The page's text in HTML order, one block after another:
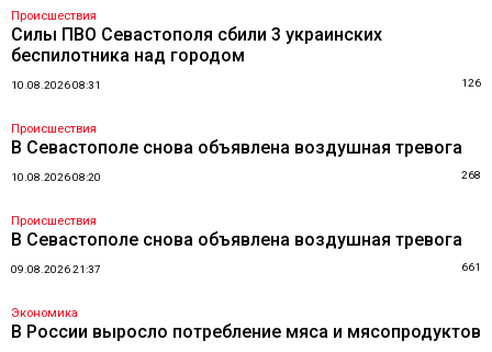
Происшествия
Силы ПВО Севастополя сбили 3 украинских
беспилотника над городом
10.08.2026 08:31 126
Происшествия
В Севастополе снова объявлена воздушная тревога
10.08.2026 08:20 268
Происшествия
В Севастополе снова объявлена воздушная тревога
09.08.2026 21:37 661
Экономика
В России выросло потребление мяса и мясопродуктов